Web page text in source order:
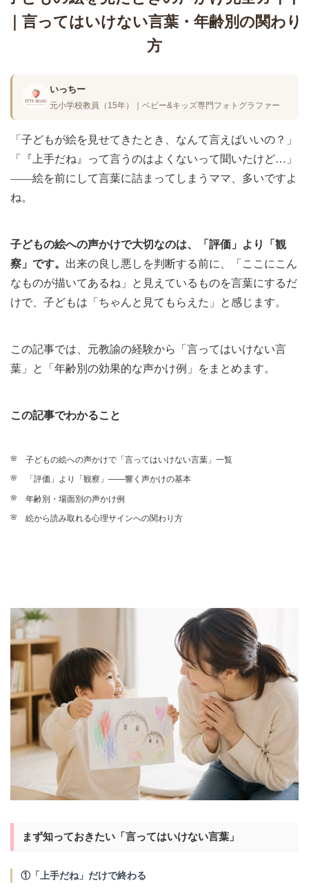
｜言ってはいけない言葉・年齢別の関わり
方
いっちー
元小学校教員（15年）｜ベビー&キッズ専門フォトグラファー
「子どもが絵を見せてきたとき、なんて言えばいいの？」
「『上手だね』って言うのはよくないって聞いたけど…」
——絵を前にして言葉に詰まってしまうママ、多いですよ
ね。
子どもの絵への声かけで大切なのは、「評価」より「観
察」です。 出来の良し悪しを判断する前に、「ここにこん
なものが描いてあるね」と見えているものを言葉にするだ
けで、子どもは「ちゃんと見てもらえた」と感じます。
この記事では、元教諭の経験から「言ってはいけない言
葉」と「年齢別の効果的な声かけ例」をまとめます。
この記事でわかること
子どもの絵への声かけで「言ってはいけない言葉」一覧
「評価」より「観察」——響く声かけの基本
年齢別・場面別の声かけ例
絵から読み取れる心理サインへの関わり方
まず知っておきたい「言ってはいけない言葉」
①「上手だね」だけで終わる